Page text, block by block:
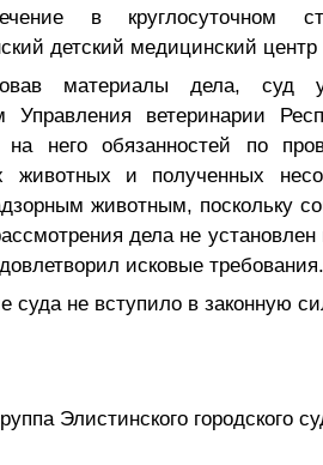
в круглосуточном
детский медицинский
материалы дела, суд
Управления ветеринарии
на него обязанностей по
животных и полученных
животным, поскольку
дела не
исковые требования.
суда не вступило в законную
Элистинского городского